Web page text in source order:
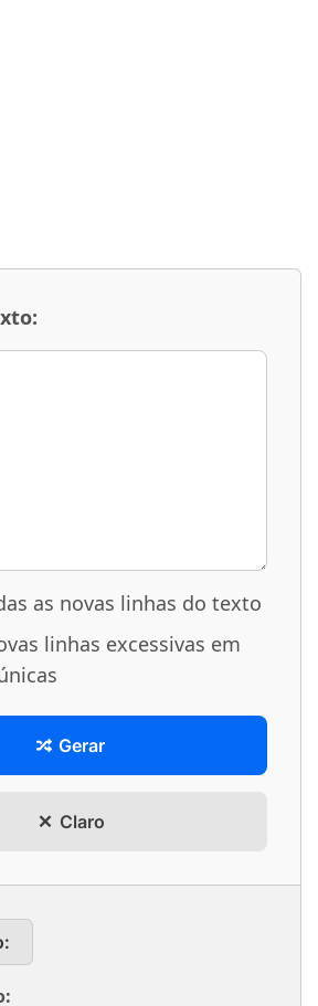
as novas linhas do texto
linhas excessivas em
Gerar
Claro